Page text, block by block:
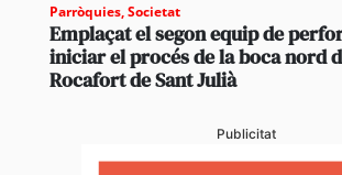
Parròquies,Societat
Emplaçat el segon equip de
iniciar el procés de la boca nord
Rocafort de Sant Julià
Publicitat